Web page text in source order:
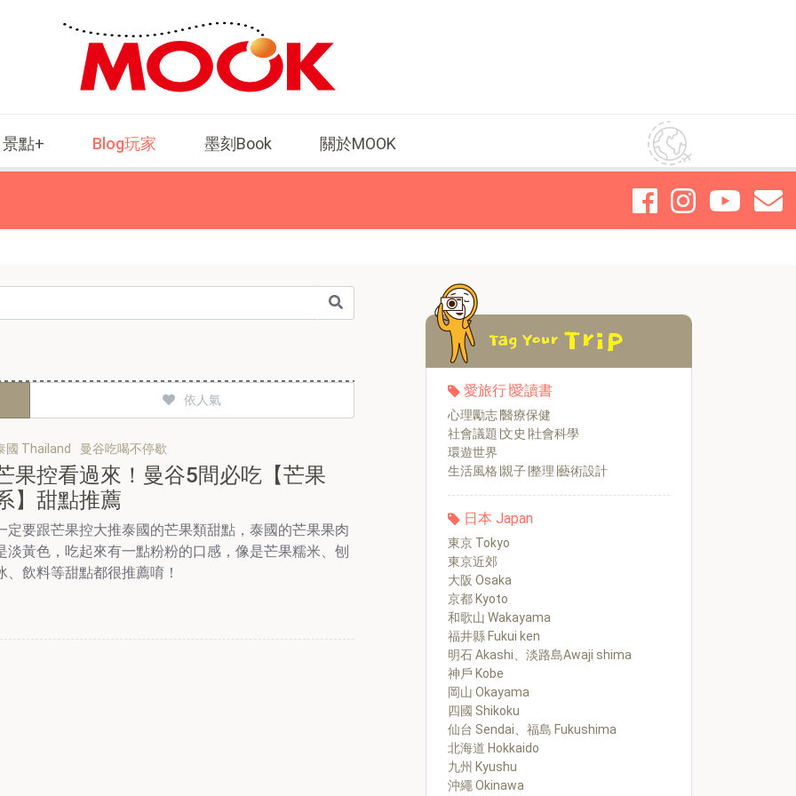
景點+ Blog玩家 墨刻Book 關於MOOK
依人氣
國 Thailand 曼谷吃喝不停歇
果控看過來！曼谷5間必吃【芒果
】甜點推薦
定要跟芒果控大推泰國的芒果類甜點，泰國的芒果果肉
淡黃色，吃起來有一點粉粉的口感，像是芒果糯米、刨
、飲料等甜點都很推薦唷！
愛旅行∣愛讀書
心理勵志∣醫療保健
社會議題∣文史∣社會科學
環遊世界
生活風格∣親子∣整理∣藝術設計
日本 Japan
東京 Tokyo
東京近郊
大阪 Osaka
京都 Kyoto
和歌山 Wakayama
福井縣 Fukui ken
明石 Akashi、淡路島Awaji shima
神戶 Kobe
岡山 Okayama
四國 Shikoku
仙台 Sendai、福島 Fukushima
北海道 Hokkaido
九州 Kyushu
沖繩 Okinawa